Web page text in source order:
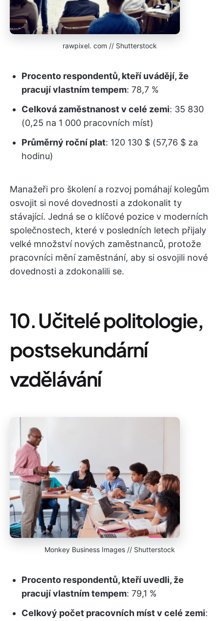
rawpixel. com // Shutterstock
Procento respondentů, kteří uvádějí, že
pracují vlastním tempem: 78,7 %
Celková zaměstnanost v celé zemi: 35 830
(0,25 na 1 000 pracovních míst)
Průměrný roční plat: 120 130 $ (57,76 $ za
hodinu)
Manažeři pro školení a rozvoj pomáhají kolegům
osvojit si nové dovednosti a zdokonalit ty
stávající. Jedná se o klíčové pozice v moderních
společnostech, které v posledních letech přijaly
velké množství nových zaměstnanců, protože
pracovníci mění zaměstnání, aby si osvojili nové
dovednosti a zdokonalili se.
10. Učitelé politologie,
postsekundární
vzdělávání
Monkey Business Images // Shutterstock
Procento respondentů, kteří uvedli, že
pracují vlastním tempem: 79,1 %
Celkový počet pracovních míst v celé zemi: